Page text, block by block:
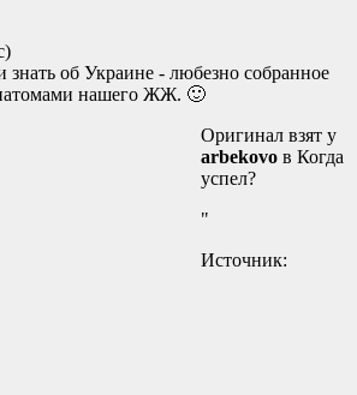
знать об Украине - любезно собранное
нашего ЖЖ. 🙂
Оригинал взят у
arbekovo в Когда
успел?
"
Источник: